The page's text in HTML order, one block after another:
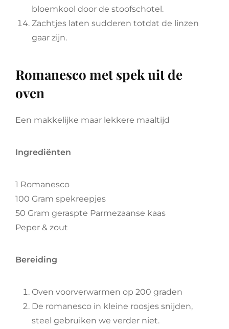
bloemkool door de stoofschotel.
Zachtjes laten sudderen totdat de linzen
gaar zijn.
Romanesco met spek uit de
oven
Een makkelijke maar lekkere maaltijd
Ingrediënten
1 Romanesco
100 Gram spekreepjes
50 Gram geraspte Parmezaanse kaas
Peper & zout
Bereiding
Oven voorverwarmen op 200 graden
De romanesco in kleine roosjes snijden,
steel gebruiken we verder niet.